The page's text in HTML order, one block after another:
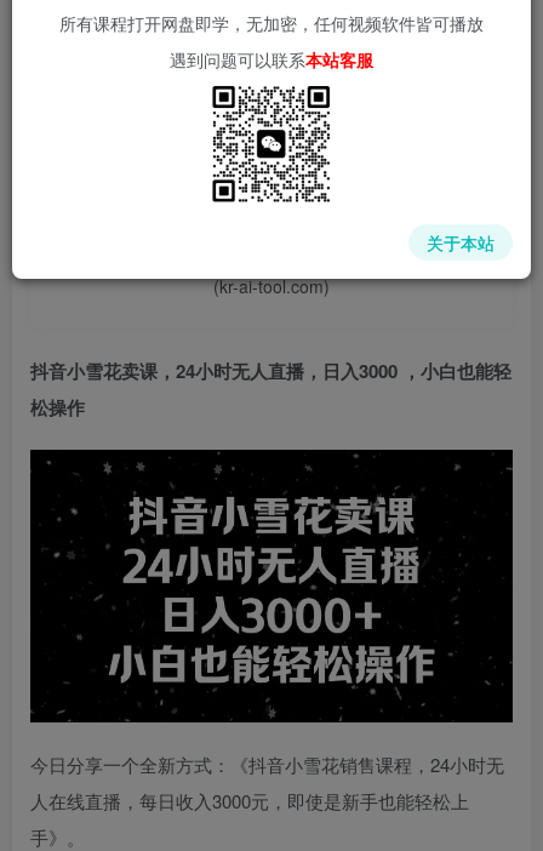
📌 1000➕互联网副业项目教程，更多网赚项目，点击以下
链接进入本站首页：
中赚网 - 分享各大收费VIP网赚项目和创业教程 - 狂人资源
(kr-ai-tool.com)
抖音小雪花卖课 ，24小时无人直播 ， 日入3000 ， 小白也能轻
松操作
今日分享一个全新方式：《抖音小雪花销售课程，24小时无
人在线直播，每日收入3000元，即使是新手也能轻松上
手》。
所有课程打开网盘即学，无加密，任何视频软件皆可播放
遇到问题可以联系本站客服
关于本站